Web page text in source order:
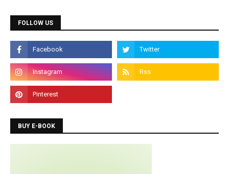
Admission is going on for all Diploma Courses like
DCA, DTP, Tally, Web Designing etc.
Programming Courses
Admission is going on for Programming Languages
like C, C++, Java, .Net, PHP, Python etc.
FOLLOW US
BUY E-BOOK